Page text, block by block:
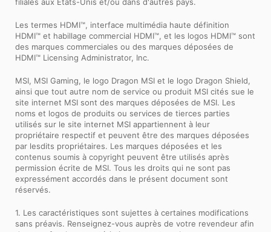
filiales aux Etats-Unis et/ou dans d'autres pays.
Les termes HDMI™, interface multimédia haute définition
HDMI™ et habillage commercial HDMI™, et les logos HDMI™ sont
des marques commerciales ou des marques déposées de
HDMI™ Licensing Administrator, Inc.
MSI, MSI Gaming, le logo Dragon MSI et le logo Dragon Shield,
ainsi que tout autre nom de service ou produit MSI cités sue le
site internet MSI sont des marques déposées de MSI. Les
noms et logos de produits ou services de tierces parties
utilisés sur le site internet MSI appartiennent à leur
propriétaire respectif et peuvent être des marques déposées
par lesdits propriétaires. Les marques déposées et les
contenus soumis à copyright peuvent être utilisés après
permission écrite de MSI. Tous les droits qui ne sont pas
expressément accordés dans le présent document sont
réservés.
1. Les caractéristiques sont sujettes à certaines modifications
sans préavis. Renseignez-vous auprès de votre revendeur afin